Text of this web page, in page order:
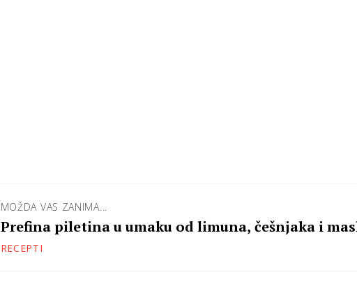
MOŽDA VAS ZANIMA...
Prefina piletina u umaku od limuna, češnjaka i
RECEPTI